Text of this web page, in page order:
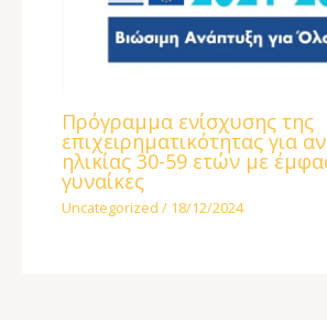
Πρόγραμμα ενίσχυσης της
επιχειρηματικότητας για
ηλικίας 30-59 ετών με
γυναίκες
Uncategorized / 18/12/2024